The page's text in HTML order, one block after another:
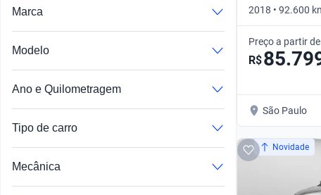
Marca
Modelo
Ano e Quilometragem
Tipo de carro
Mecânica
2018 • 92.600
Preço a partir de
R$
São Paulo
Novidade